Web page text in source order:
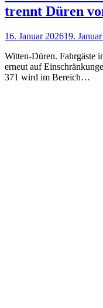
trennt Düren
16. Januar 202619.
Witten-Düren. Fahrgäste
erneut auf
371 wird im Bereich…